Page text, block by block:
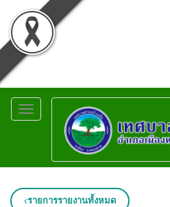
Toggle
navigation
รายการรายงานทั้งหมด